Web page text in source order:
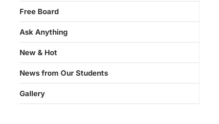
Free Board
Ask Anything
New & Hot
News from Our Students
Gallery